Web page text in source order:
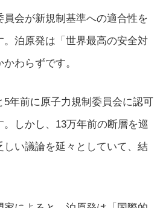
会が新規制基準への適合性を
泊原発は「世界最高の安全対
わらずです。
年前に原子力規制委員会に認可
しかし、13万年前の断層を巡
しい議論を延々としていて、結